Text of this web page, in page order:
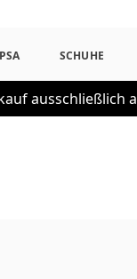
PSA SCHUHE
ausschließlich